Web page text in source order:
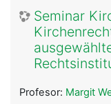
Seminar
Profesor: Margit